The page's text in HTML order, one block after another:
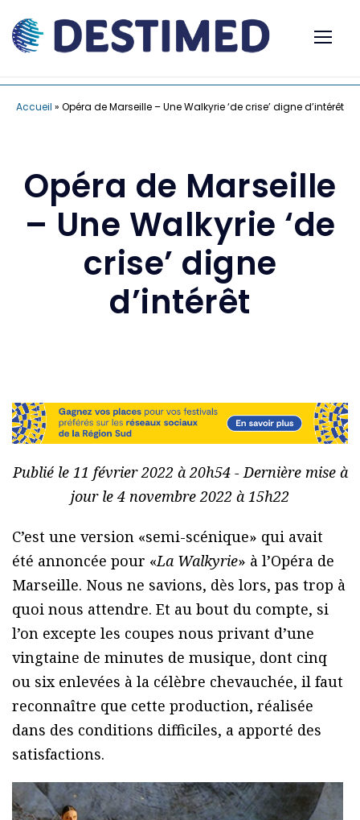
Accueil » Opéra de Marseille – Une Walkyrie ‘de crise’ digne d’intérêt
Opéra de Marseille
– Une Walkyrie ‘de
crise’ digne
d’intérêt
Publié le 11 février 2022 à 20h54 - Dernière mise à
jour le 4 novembre 2022 à 15h22
C’est une version «semi-scénique» qui avait
été annoncée pour «La Walkyrie» à l’Opéra de
Marseille. Nous ne savions, dès lors, pas trop à
quoi nous attendre. Et au bout du compte, si
l’on excepte les coupes nous privant d’une
vingtaine de minutes de musique, dont cinq
ou six enlevées à la célèbre chevauchée, il faut
reconnaître que cette production, réalisée
dans des conditions difficiles, a apporté des
satisfactions.